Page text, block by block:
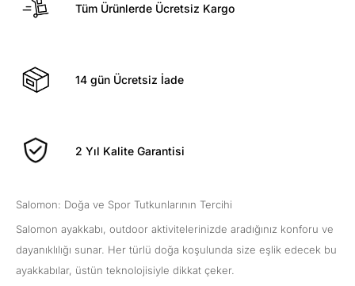
Tüm Ürünlerde Ücretsiz Kargo
14 gün Ücretsiz İade
2 Yıl Kalite Garantisi
Salomon: Doğa ve Spor Tutkunlarının Tercihi
Salomon ayakkabı, outdoor aktivitelerinizde aradığınız konforu ve
dayanıklılığı sunar. Her türlü doğa koşulunda size eşlik edecek bu
ayakkabılar, üstün teknolojisiyle dikkat çeker.